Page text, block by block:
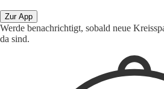
Zur App
Werde benachrichtigt, sobald neue
da sind.